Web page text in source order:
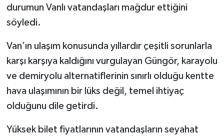
durumun Vanlı vatandaşları mağdur ettiğini
söyledi.
Van’ın ulaşım konusunda yıllardır çeşitli sorunlarla
karşı karşıya kaldığını vurgulayan Güngör, karayolu
ve demiryolu alternatiflerinin sınırlı olduğu kentte
hava ulaşımının bir lüks değil, temel ihtiyaç
olduğunu dile getirdi.
Yüksek bilet fiyatlarının vatandaşların seyahat